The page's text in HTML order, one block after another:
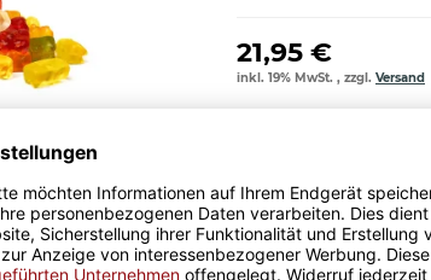
21,95 €
inkl. 19% MwSt. , zzgl. Versand